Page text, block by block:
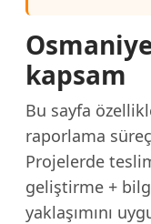
kapsam
Bu sayfa
raporlama
Projelerde
geliştirme +
yaklaşımını